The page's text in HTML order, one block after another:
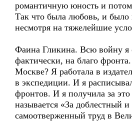
романтичную юность и
Так что была любовь, и было
несмотря на тяжелейшие
Фаина Гликина. Всю войну я
фактически, на благо
Москве? Я работала в
в экспедиции. И я
фронтов. И я получила за это
называется «За доблестный и
самоотверженный труд в